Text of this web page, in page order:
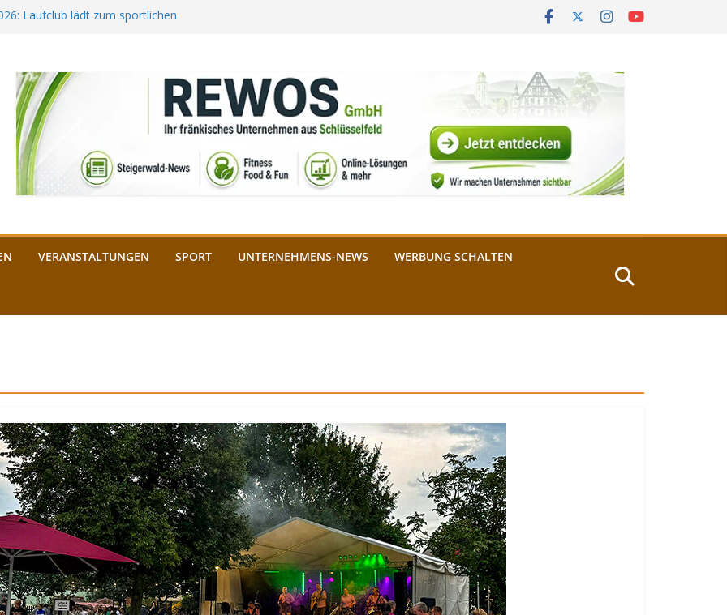
Laufclub lädt zum sportlichen
aus Bamberg unterstützt die
Das ist heuer geboten
Kreuzung ab 3.
VERANSTALTUNGEN SPORT UNTERNEHMENS-NEWS WERBUNG SCHALTEN